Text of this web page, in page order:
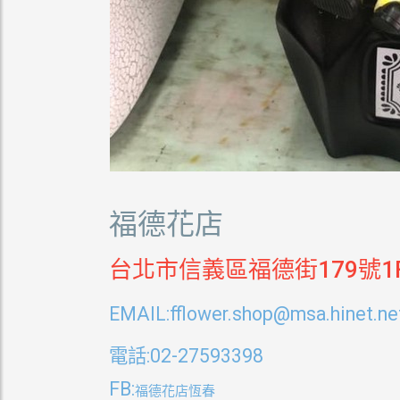
福德花店
台北市信義區福德街179號
電話:02-27593398
FB:福德花店恆春